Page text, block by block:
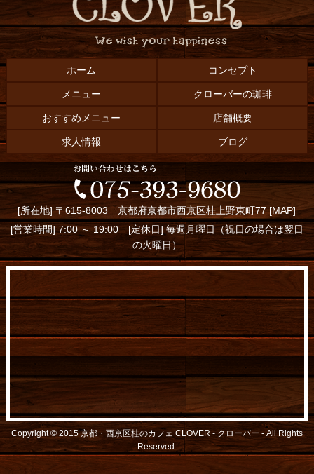
ホーム コンセプト
メニュー クローバーの珈琲
おすすめメニュー 店舗概要
求人情報 ブログ
[所在地] 〒615-8003 京都府京都市西京区桂上野東町77 [MAP]
[営業時間] 7:00 ～ 19:00 [定休日] 毎週月曜日（祝日の場合は翌日
の火曜日）
Copyright © 2015京都・西京区桂のカフェ CLOVER - クローバー -All Rights
Reserved.